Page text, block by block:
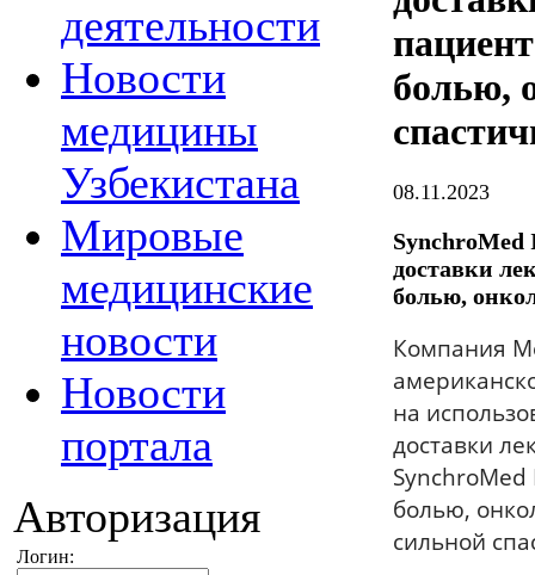
деятельности
Новости
медицины
Узбекистана
Мировые
медицинские
новости
Новости
портала
Авторизация
Логин:
болью,
08.11.2023
SynchroMed
доставки
болью,
Компания
на
доставки
SynchroMed
болью,
сильной